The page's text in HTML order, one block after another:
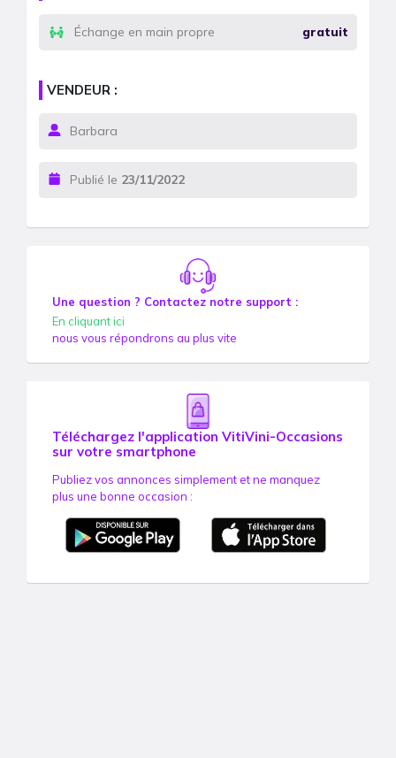
Échange en main propre gratuit
VENDEUR :
Barbara
Publié le 23/11/2022
Une question ? Contactez notre support :
En cliquant ici
nous vous répondrons au plus vite
Téléchargez l'application VitiVini-Occasions
sur votre smartphone
Publiez vos annonces simplement et ne manquez
plus une bonne occasion :